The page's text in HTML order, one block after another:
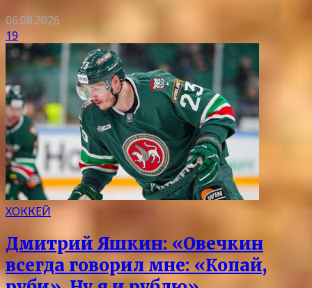
06.08.2026
19
ХОККЕЙ
Дмитрий Яшкин: «Овечкин
всегда говорил мне: «Копай,